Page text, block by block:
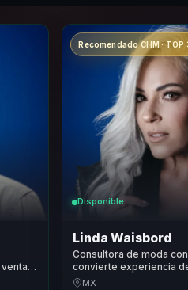
Recomendado CHM · TOP
Disponible
Linda Waisbord
Consultora de moda
convierte experiencia
femenino en
MX